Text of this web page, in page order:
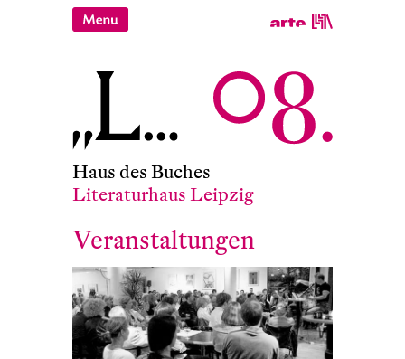
Haus des Buches
Literaturhaus Leipzig
Veranstaltungen